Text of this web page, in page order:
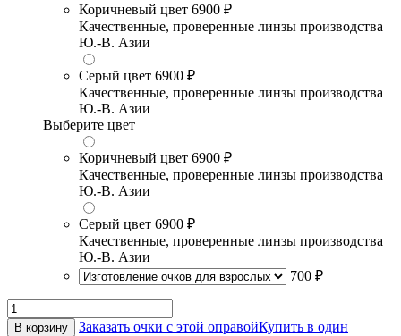
Коричневый цвет 6900 ₽
Качественные, проверенные линзы производства
Ю.-В. Азии
Серый цвет 6900 ₽
Качественные, проверенные линзы производства
Ю.-В. Азии
Выберите цвет
Коричневый цвет 6900 ₽
Качественные, проверенные линзы производства
Ю.-В. Азии
Серый цвет 6900 ₽
Качественные, проверенные линзы производства
Ю.-В. Азии
700 ₽
В корзину Заказать очки с этой оправойКупить в один